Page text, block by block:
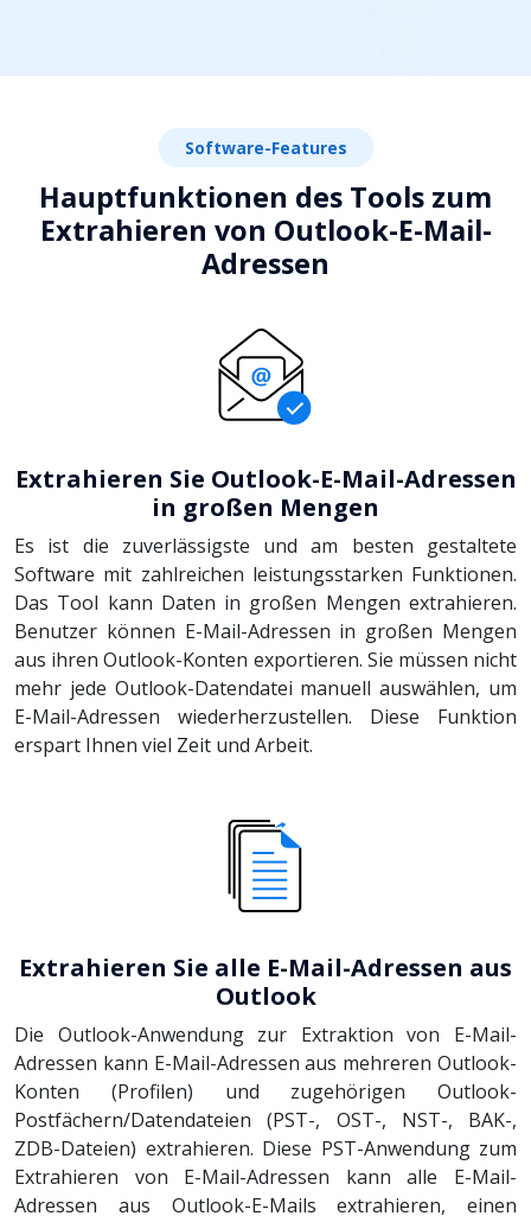
Software-Features
Hauptfunktionen des Tools zum
Extrahieren von Outlook-E-Mail-
Adressen
Extrahieren Sie Outlook-E-Mail-Adressen
in großen Mengen
Es ist die zuverlässigste und am besten gestaltete
Software mit zahlreichen leistungsstarken Funktionen.
Das Tool kann Daten in großen Mengen extrahieren.
Benutzer können E-Mail-Adressen in großen Mengen
aus ihren Outlook-Konten exportieren. Sie müssen nicht
mehr jede Outlook-Datendatei manuell auswählen, um
E-Mail-Adressen wiederherzustellen. Diese Funktion
erspart Ihnen viel Zeit und Arbeit.
Extrahieren Sie alle E-Mail-Adressen aus
Outlook
Die Outlook-Anwendung zur Extraktion von E-Mail-
Adressen kann E-Mail-Adressen aus mehreren Outlook-
Konten (Profilen) und zugehörigen Outlook-
Postfächern/Datendateien (PST-, OST-, NST-, BAK-,
ZDB-Dateien) extrahieren. Diese PST-Anwendung zum
Extrahieren von E-Mail-Adressen kann alle E-Mail-
Adressen aus Outlook-E-Mails extrahieren, einen